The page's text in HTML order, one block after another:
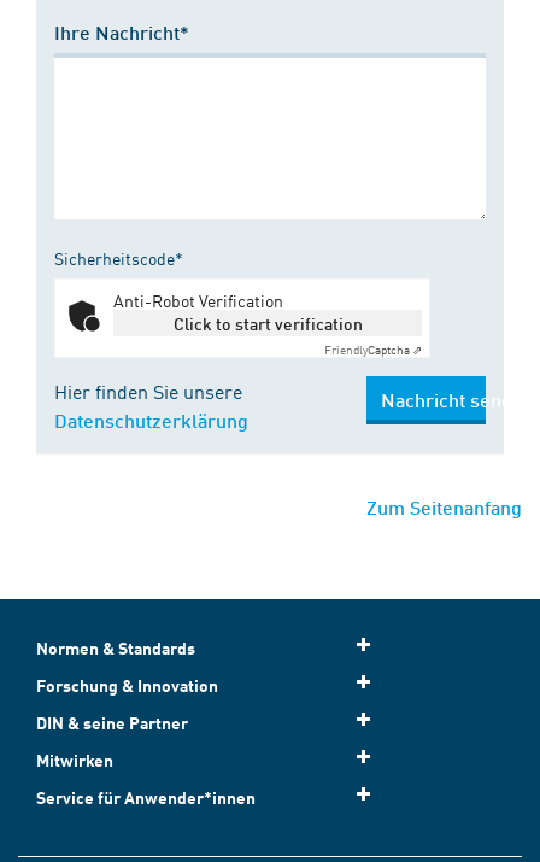
Ihre Nachricht*
Sicherheitscode*
Anti-Robot Verification
Click to start verification
FriendlyCaptcha ⇗
Hier finden Sie unsere
Datenschutzerklärung
Nachricht senden
Zum Seitenanfang
Normen & Standards
Forschung & Innovation
DIN & seine Partner
Mitwirken
Service für Anwender*innen